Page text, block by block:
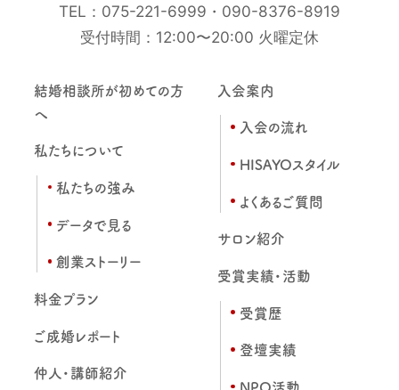
TEL： 075-221-6999 ・ 090-8376-8919
受付時間：12:00〜20:00 火曜定休
結婚相談所が初めての方
へ
私たちについて
私たちの強み
データで見る
創業ストーリー
料金プラン
ご成婚レポート
仲人・講師紹介
入会案内
入会の流れ
HISAYOスタイル
よくあるご質問
サロン紹介
受賞実績・活動
受賞歴
登壇実績